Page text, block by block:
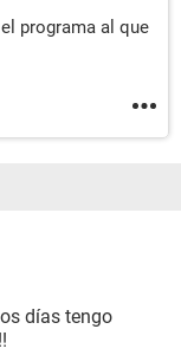
programa al que
días tengo